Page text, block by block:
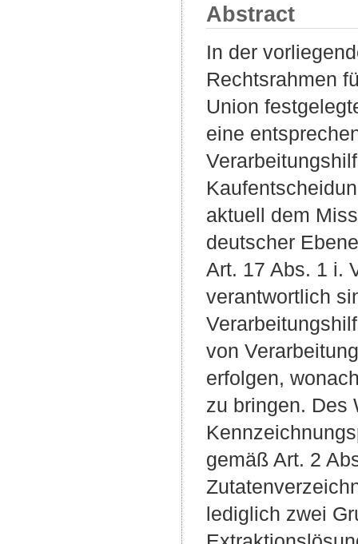
Abstract
In der
Rechtsrahmen
Union
eine
aktuell dem
deutscher
Art. 17 Abs. 1 i.
verantwortlich
von
erfolgen,
zu bringen. Des
gemäß Art. 2
lediglich zwei